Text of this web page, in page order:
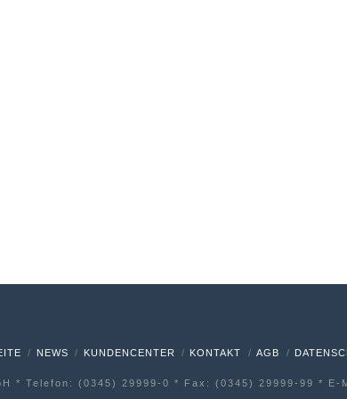
NEWS KUNDENCENTER KONTAKT AGB
* Telefon: (0345) 29999-0 * Fax: (0345) 29999-99 * E-